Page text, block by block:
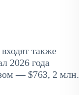
также
2026 года
— $763, 2 млн.